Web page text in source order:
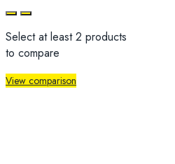
Select at least 2 products
to compare
View comparison